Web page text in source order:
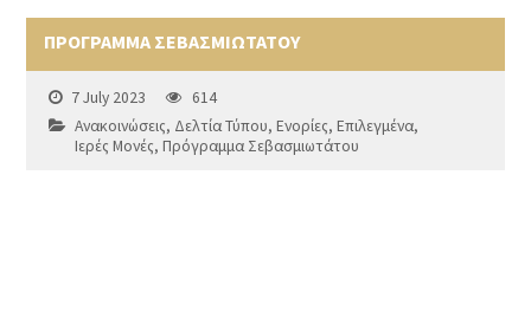
ΠΡΟΓΡΑΜΜΑ ΣΕΒΑΣΜΙΩΤΑΤΟΥ
7 July 2023
614
Ανακοινώσεις, Δελτία Τύπου,Ενορίες,Επιλεγμένα,
Ιερές Μονές,Πρόγραμμα Σεβασμιωτάτου